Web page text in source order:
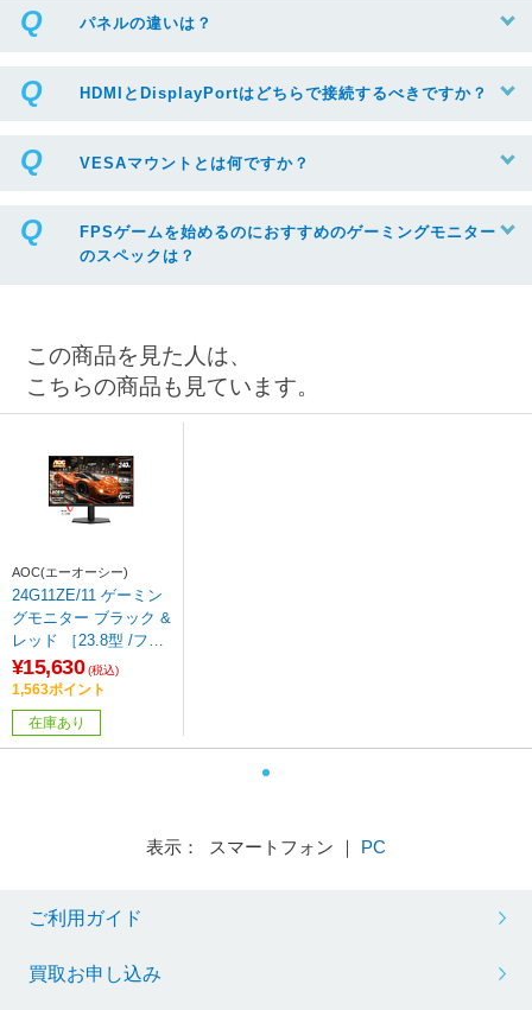
パネルの違いは？
HDMIとDisplayPortはどちらで接続するべきですか？
VESAマウントとは何ですか？
FPSゲームを始めるのにおすすめのゲーミングモニター
のスペックは？
この商品を見た人は、
こちらの商品も見ています。
AOC(エーオーシー)
24G11ZE/11 ゲーミン
グモニター ブラック &
レッド ［23.8型 /フル
HD(1920×1080) /ワイ
ド /240Hz］
¥15,630 (税込)
1,563ポイント
在庫あり
表示： スマートフォン ｜ PC
ご利用ガイド
買取お申し込み